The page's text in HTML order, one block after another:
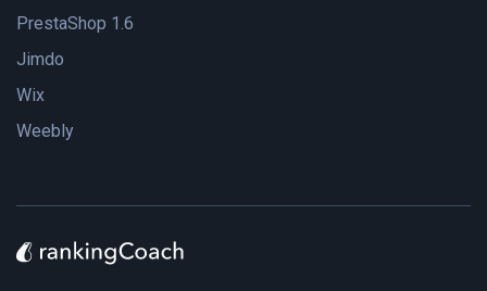
PrestaShop 1.6
Jimdo
Wix
Weebly